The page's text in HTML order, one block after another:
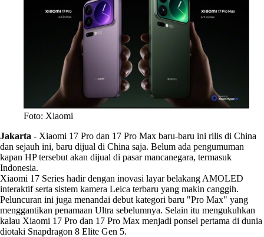
Foto: Xiaomi
Jakarta - Xiaomi 17 Pro dan 17 Pro Max baru-baru ini rilis di China
dan sejauh ini, baru dijual di China saja. Belum ada pengumuman
kapan HP tersebut akan dijual di pasar mancanegara, termasuk
Indonesia.
Xiaomi 17 Series hadir dengan inovasi layar belakang AMOLED
interaktif serta sistem kamera Leica terbaru yang makin canggih.
Peluncuran ini juga menandai debut kategori baru "Pro Max" yang
menggantikan penamaan Ultra sebelumnya. Selain itu mengukuhkan
kalau Xiaomi 17 Pro dan 17 Pro Max menjadi ponsel pertama di dunia
diotaki Snapdragon 8 Elite Gen 5.